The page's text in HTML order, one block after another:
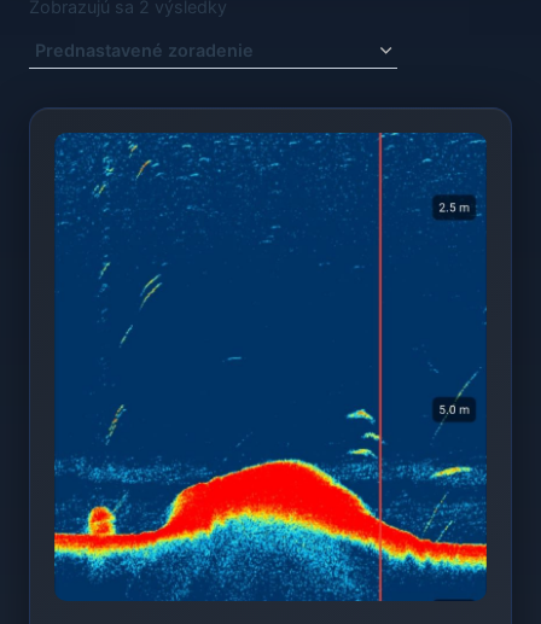
Zobrazujú sa 2 výsledky